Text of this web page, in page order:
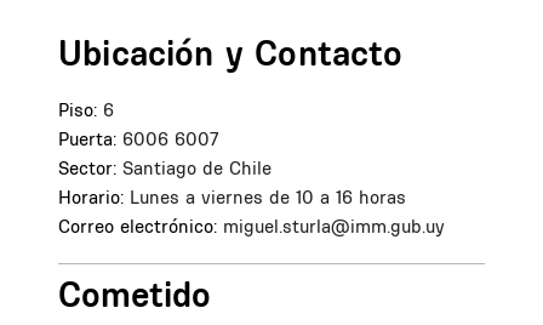
Ubicación y Contacto
Piso: 6
Puerta: 6006 6007
Sector: Santiago de Chile
Horario: Lunes a viernes de 10 a 16 horas
Correo electrónico: miguel.sturla@imm.gub.uy
Cometido